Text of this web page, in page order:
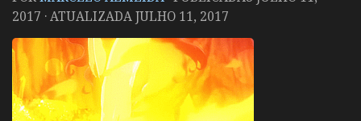
2017 · ATUALIZADAJULHO 11, 2017